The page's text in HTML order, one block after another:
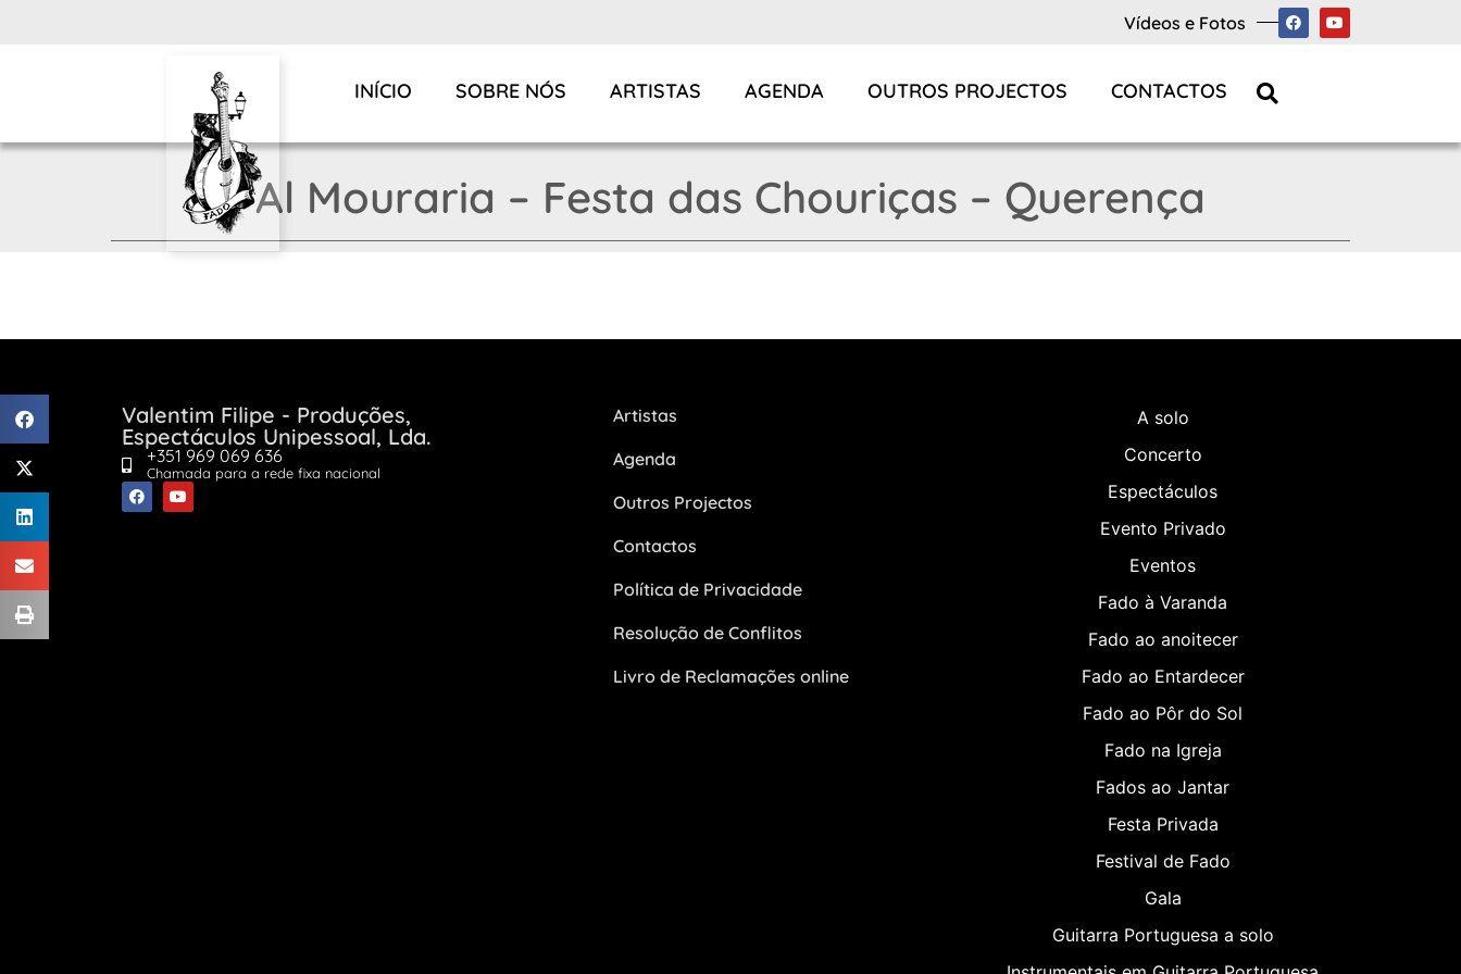
Vídeos e Fotos
INÍCIO SOBRE NÓS ARTISTAS AGENDA OUTROS PROJECTOS CONTACTOS
Al Mouraria – Festa das Chouriças – Querença
Valentim Filipe - Produções,
Espectáculos Unipessoal, Lda.
+351 969 069 636
Chamada para a rede fixa nacional
Artistas
Agenda
Outros Projectos
Contactos
Política de Privacidade
Resolução de Conflitos
Livro de Reclamações online
A solo
Concerto
Espectáculos
Evento Privado
Eventos
Fado à Varanda
Fado ao anoitecer
Fado ao Entardecer
Fado ao Pôr do Sol
Fado na Igreja
Fados ao Jantar
Festa Privada
Festival de Fado
Gala
Guitarra Portuguesa a solo